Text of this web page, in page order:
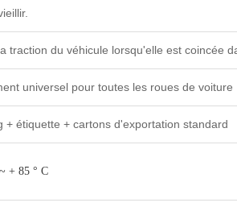
traction du véhicule lorsqu'elle est coincée
universel pour toutes les roues de voiture
+ étiquette + cartons d'exportation standard
+ 85 ° C